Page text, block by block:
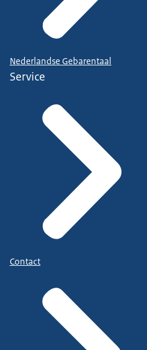
Nederlandse Gebarentaal
Service
Contact